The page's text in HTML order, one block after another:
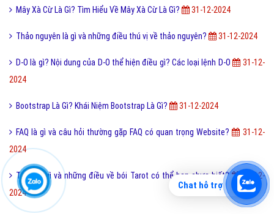
Mây Xà Cừ Là Gì? Tìm Hiểu Về Mây Xà Cừ Là Gì? 31-12-2024
Thảo nguyên là gì và những điều thú vị về thảo nguyên? 31-12-2024
D-O là gì? Nội dung của D-O thể hiện điều gì? Các loại lệnh D-O
31-12-
2024
Bootstrap Là Gì? Khái Niệm Bootstrap Là Gì? 31-12-2024
FAQ là gì và câu hỏi thường gặp FAQ có quan trọng Website?
31-12-
2024
Tarot là gì và những điều về bói Tarot có thể bạn chưa biết?
31-12-
2024
Chat hỗ trợ